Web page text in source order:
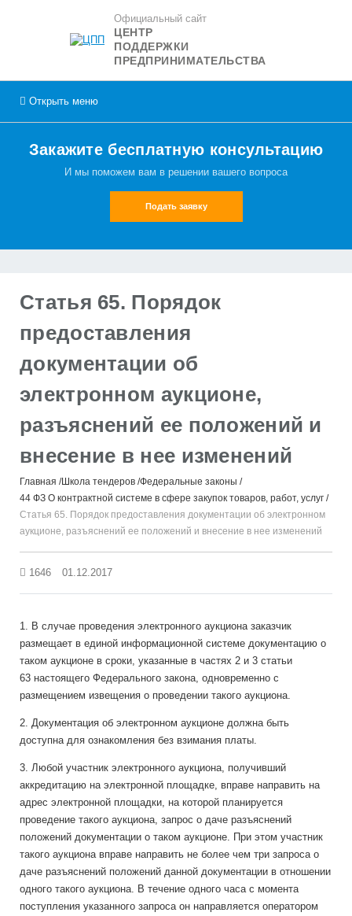
Официальный сайт
ЦЕНТР
ПОДДЕРЖКИ
ПРЕДПРИНИМАТЕЛЬСТВА
Открыть меню
Закажите бесплатную консультацию
И мы поможем вам в решении вашего вопроса
Подать заявку
Статья 65. Порядок
предоставления
документации об
электронном аукционе,
разъяснений ее положений и
внесение в нее изменений
Главная Школа тендеров Федеральные законы
44 ФЗ О контрактной системе в сфере закупок товаров, работ, услуг
Статья 65. Порядок предоставления документации об электронном
аукционе, разъяснений ее положений и внесение в нее изменений
1646 01.12.2017
1. В случае проведения электронного аукциона заказчик
размещает в единой информационной системе документацию о
таком аукционе в сроки, указанные в частях 2 и 3 статьи
63 настоящего Федерального закона, одновременно с
размещением извещения о проведении такого аукциона.
2. Документация об электронном аукционе должна быть
доступна для ознакомления без взимания платы.
3. Любой участник электронного аукциона, получивший
аккредитацию на электронной площадке, вправе направить на
адрес электронной площадки, на которой планируется
проведение такого аукциона, запрос о даче разъяснений
положений документации о таком аукционе. При этом участник
такого аукциона вправе направить не более чем три запроса о
даче разъяснений положений данной документации в отношении
одного такого аукциона. В течение одного часа с момента
поступления указанного запроса он направляется оператором